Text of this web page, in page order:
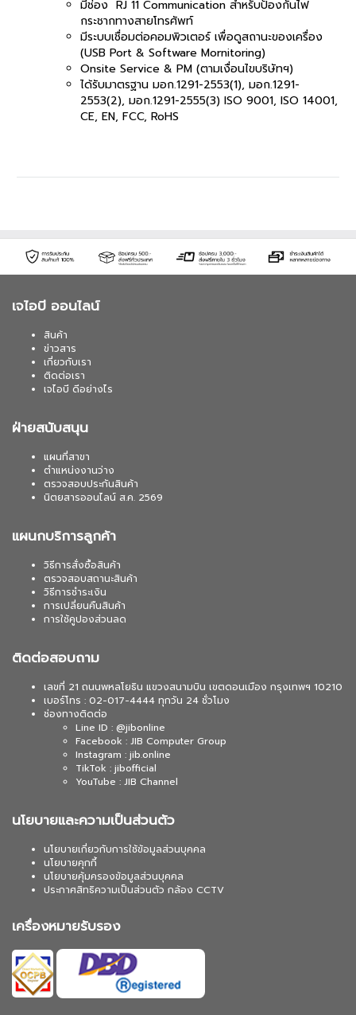
มีช่อง RJ 11 Communication สำหรับป้องกันไฟ
กระชากทางสายโทรศัพท์
มีระบบเชื่อมต่อคอมพิวเตอร์ เพื่อดูสถานะของเครื่อง
(USB Port & Software Mornitoring)
Onsite Service & PM (ตามเงื่อนไขบริษัทฯ)
ได้รับมาตรฐาน มอก.1291-2553(1), มอก.1291-
2553(2), มอก.1291-2555(3) ISO 9001, ISO 14001,
CE, EN, FCC, RoHS
เจไอบี ออนไลน์
สินค้า
ข่าวสาร
เกี่ยวกับเรา
ติดต่อเรา
เจไอบี ดีอย่างไร
ฝ่ายสนับสนุน
แผนที่สาขา
ตำแหน่งงานว่าง
ตรวจสอบประกันสินค้า
นิตยสารออนไลน์ ส.ค. 2569
แผนกบริการลูกค้า
วิธีการสั่งซื้อสินค้า
ตรวจสอบสถานะสินค้า
วิธีการชำระเงิน
การเปลี่ยนคืนสินค้า
การใช้คูปองส่วนลด
ติดต่อสอบถาม
เลขที่ 21 ถนนพหลโยธิน แขวงสนามบิน เขตดอนเมือง กรุงเทพฯ 10210
เบอร์โทร : 02-017-4444 ทุกวัน 24 ชั่วโมง
ช่องทางติดต่อ
Line ID : @jibonline
Facebook : JIB Computer Group
Instagram : jib.online
TikTok : jibofficial
YouTube : JIB Channel
นโยบายและความเป็นส่วนตัว
นโยบายเกี่ยวกับการใช้ข้อมูลส่วนบุคคล
นโยบายคุกกี้
นโยบายคุ้มครองข้อมูลส่วนบุคคล
ประกาศสิทธิความเป็นส่วนตัว กล้อง CCTV
เครื่องหมายรับรอง